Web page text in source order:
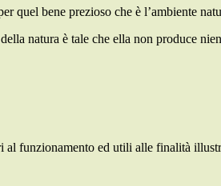
quel bene prezioso che è l’ambiente
natura è tale che ella non produce
al funzionamento ed utili alle finalità